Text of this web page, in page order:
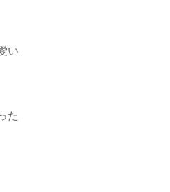
い
た